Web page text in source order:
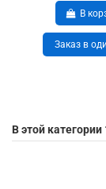
В
Заказ в
В этой категории